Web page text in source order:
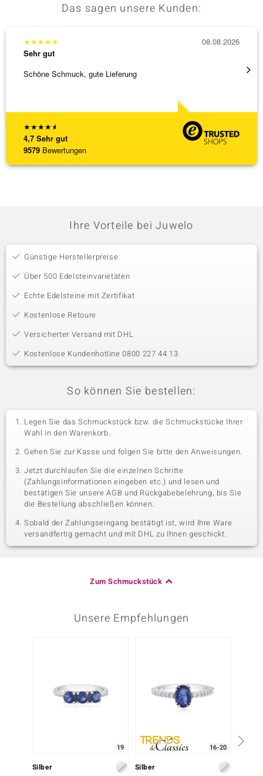
Das sagen unsere Kunden:
★★★★★
4,7 Sehr gut
9579 Bewertungen
★★★★★
Sehr gut
Schöne Schmuck, gute Lieferung
08.08.2026
Ihre Vorteile bei Juwelo
Günstige Herstellerpreise
Über 500 Edelsteinvarietäten
Echte Edelsteine mit Zertifikat
Kostenlose Retoure
Versicherter Versand mit DHL
Kostenlose Kundenhotline 0800 227 44 13
So können Sie bestellen:
Legen Sie das Schmuckstück bzw. die Schmuckstücke Ihrer
Wahl in den Warenkorb.
Gehen Sie zur Kasse und folgen Sie bitte den Anweisungen.
Jetzt durchlaufen Sie die einzelnen Schritte
(Zahlungsinformationen eingeben etc.) und lesen und
bestätigen Sie unsere AGB und Rückgabebelehrung, bis Sie
die Bestellung abschließen können.
Sobald der Zahlungseingang bestätigt ist, wird Ihre Ware
versandfertig gemacht und mit DHL zu Ihnen geschickt.
Zum Schmuckstück
Unsere Empfehlungen
19
Silber
16-20
Silber